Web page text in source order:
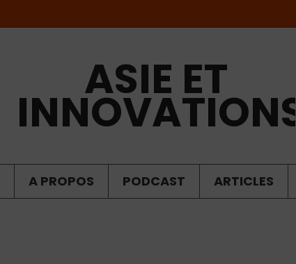
ASIE ET
INNOVATIONS
A PROPOS PODCAST ARTICLES